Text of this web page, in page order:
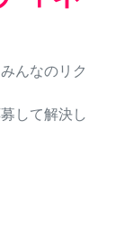
んなのリク
して解決し